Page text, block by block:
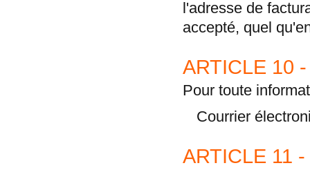
l'adresse de
accepté, quel
ARTICLE 10
Pour toute
Courrier
ARTICLE 11